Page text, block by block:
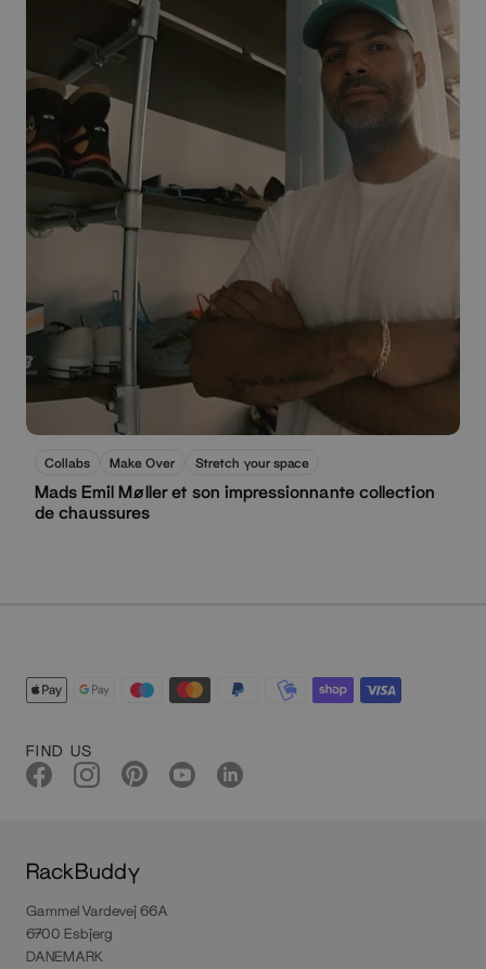
Collabs Make Over Stretch your space
Mads Emil Møller et son impressionnante collection
de chaussures
FIND US
RackBuddy
Gammel Vardevej 66A
6700 Esbjerg
DANEMARK